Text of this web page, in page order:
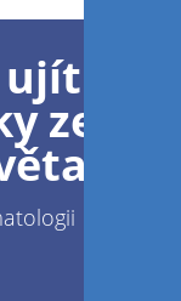
ujít
ze